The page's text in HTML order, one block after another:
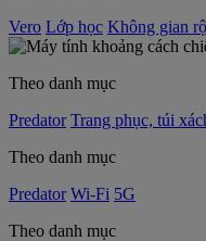
Vero Lớp học Không gian
Theo danh mục
Predator Trang phục, túi
Theo danh mục
Predator Wi-Fi 5G
Theo danh mục